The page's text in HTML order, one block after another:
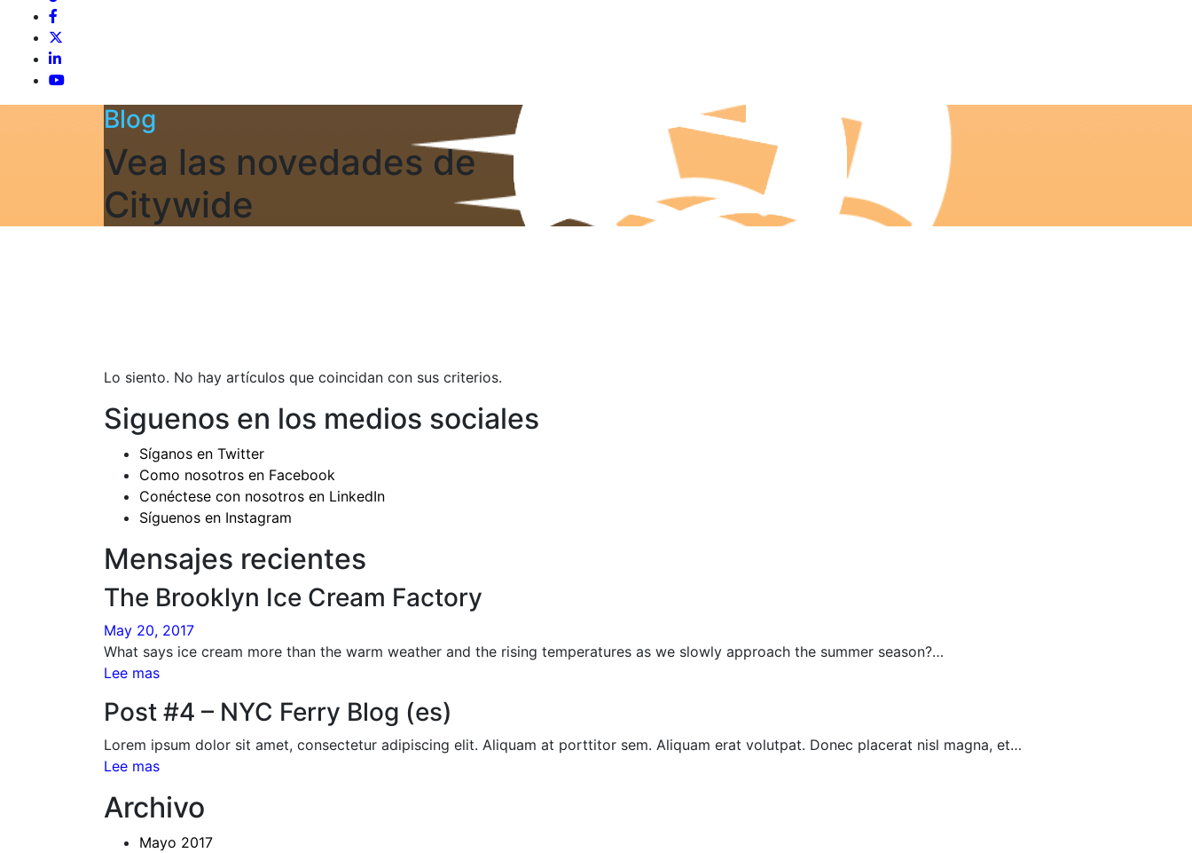
Blog
Vea las novedades de
Citywide
Lo siento. No hay artículos que coincidan con sus criterios.
Siguenos en los medios sociales
Síganos en Twitter
Como nosotros en Facebook
Conéctese con nosotros en LinkedIn
Síguenos en Instagram
Mensajes recientes
The Brooklyn Ice Cream Factory
May 20, 2017
What says ice cream more than the warm weather and the rising temperatures as we slowly approach the summer season?…
Lee mas
Post #4 – NYC Ferry Blog (es)
Lorem ipsum dolor sit amet, consectetur adipiscing elit. Aliquam at porttitor sem. Aliquam erat volutpat. Donec placerat nisl magna, et…
Lee mas
Archivo
Mayo 2017